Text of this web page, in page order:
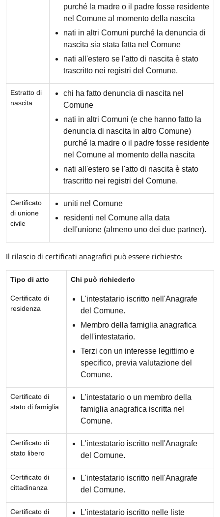
purché la madre o il padre fosse residente
nel Comune al momento della nascita
nati in altri Comuni purché la denuncia di
nascita sia stata fatta nel Comune
nati all'estero se l'atto di nascita è stato
trascritto nei registri del Comune.
Estratto di
nascita
chi ha fatto denuncia di nascita nel
Comune
nati in altri Comuni (e che hanno fatto la
denuncia di nascita in altro Comune)
purché la madre o il padre fosse residente
nel Comune al momento della nascita
nati all'estero se l'atto di nascita è stato
trascritto nei registri del Comune.
Certificato
di unione
civile
uniti nel Comune
residenti nel Comune alla data
dell'unione (almeno uno dei due partner).
Il rilascio di certificati anagrafici può essere richiesto:
Tipo di atto Chi può richiederlo
Certificato di
residenza
L'intestatario iscritto nell'Anagrafe
del Comune.
Membro della famiglia anagrafica
dell'intestatario.
Terzi con un interesse legittimo e
specifico, previa valutazione del
Comune.
Certificato di
stato di famiglia
L'intestatario o un membro della
famiglia anagrafica iscritta nel
Comune.
Certificato di
stato libero
L'intestatario iscritto nell'Anagrafe
del Comune.
Certificato di
cittadinanza
L'intestatario iscritto nell'Anagrafe
del Comune.
Certificato di
L'intestatario iscritto nelle liste